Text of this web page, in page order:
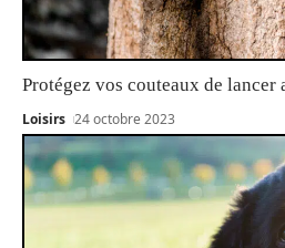
Protégez vos couteaux de lancer
Loisirs 24 octobre 2023